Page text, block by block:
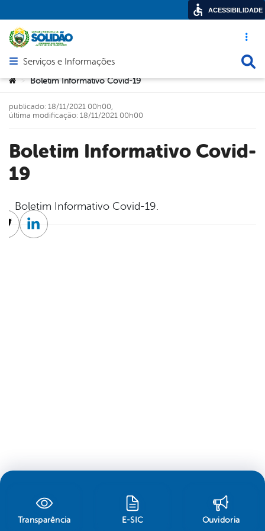
Acesso
Abrir menu principal de navegação
Serviços e Informações
Você está aqui:
> Boletim Informativo Covid-19
Boletim Informativo Covid-
19
publicado: 18/11/2021 00h00,
última modificação: 18/11/2021 00h00
Boletim Informativo Covid-19.
TwitterLinkedin
Transparência E-SIC Ouvidoria
ACESSIBILIDADE